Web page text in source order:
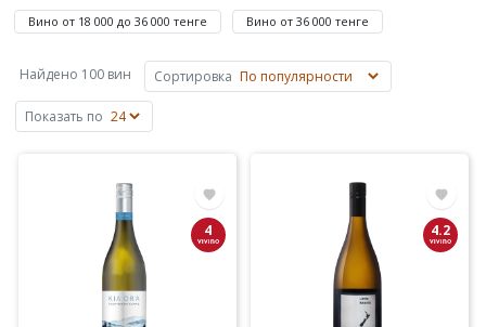
воспользуйтесь
снизу.
проще
начать
Вино от 18 000 до 36 000 тенге Вино от 36 000 тенге
Найдено 100 вин Сортировка
Показать по
4 4.2